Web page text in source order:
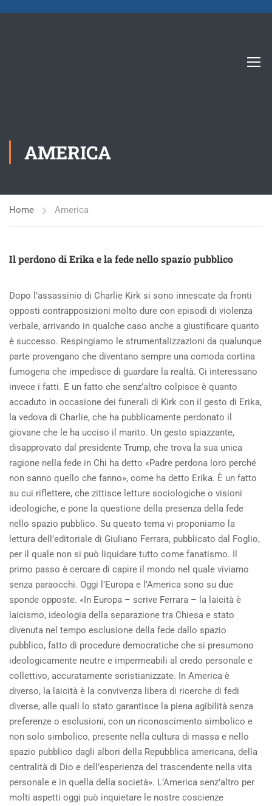
AMERICA
Home America
Il perdono di Erika e la fede nello spazio pubblico
Dopo l’assassinio di Charlie Kirk si sono innescate da fronti
opposti contrapposizioni molto dure con episodi di violenza
verbale, arrivando in qualche caso anche a giustificare quanto
è successo. Respingiamo le strumentalizzazioni da qualunque
parte provengano che diventano sempre una comoda cortina
fumogena che impedisce di guardare la realtà. Ci interessano
invece i fatti. E un fatto che senz’altro colpisce è quanto
accaduto in occasione dei funerali di Kirk con il gesto di Erika,
la vedova di Charlie, che ha pubblicamente perdonato il
giovane che le ha ucciso il marito. Un gesto spiazzante,
disapprovato dal presidente Trump, che trova la sua unica
ragione nella fede in Chi ha detto «Padre perdona loro perché
non sanno quello che fanno», come ha detto Erika. È un fatto
su cui riflettere, che zittisce letture sociologiche o visioni
ideologiche, e pone la questione della presenza della fede
nello spazio pubblico. Su questo tema vi proponiamo la
lettura dell’editoriale di Giuliano Ferrara, pubblicato dal Foglio,
per il quale non si può liquidare tutto come fanatismo. Il
primo passo è cercare di capire il mondo nel quale viviamo
senza paraocchi. Oggi l’Europa e l’America sono su due
sponde opposte. «In Europa – scrive Ferrara – la laicità è
laicismo, ideologia della separazione tra Chiesa e stato
divenuta nel tempo esclusione della fede dallo spazio
pubblico, fatto di procedure democratiche che si presumono
ideologicamente neutre e impermeabili al credo personale e
collettivo, accuratamente scristianizzate. In America è
diverso, la laicità è la convivenza libera di ricerche di fedi
diverse, alle quali lo stato garantisce la piena agibilità senza
preferenze o esclusioni, con un riconoscimento simbolico e
non solo simbolico, presente nella cultura di massa e nello
spazio pubblico dagli albori della Repubblica americana, della
centralità di Dio e dell’esperienza del trascendente nella vita
personale e in quella della società». L’America senz’altro per
molti aspetti oggi può inquietare le nostre coscienze